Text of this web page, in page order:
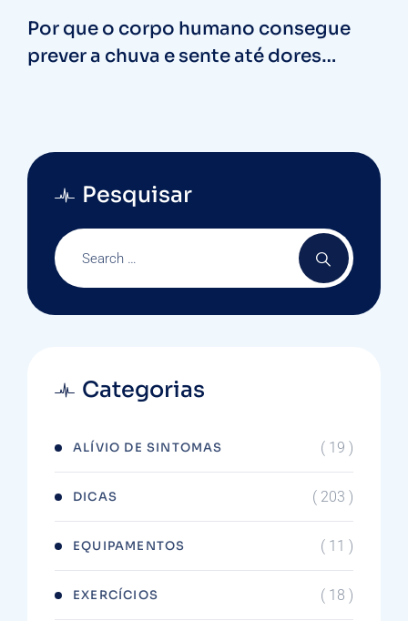
Por que o corpo humano consegue
prever a chuva e sente até dores
Pesquisar
Categorias
ALÍVIO DE SINTOMAS ( 19 )
DICAS ( 203 )
EQUIPAMENTOS ( 11 )
EXERCÍCIOS ( 18 )